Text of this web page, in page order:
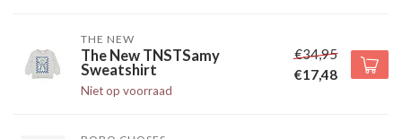
THE NEW
The New TNSTSamy
Sweatshirt
Niet op voorraad
€34,95
€17,48